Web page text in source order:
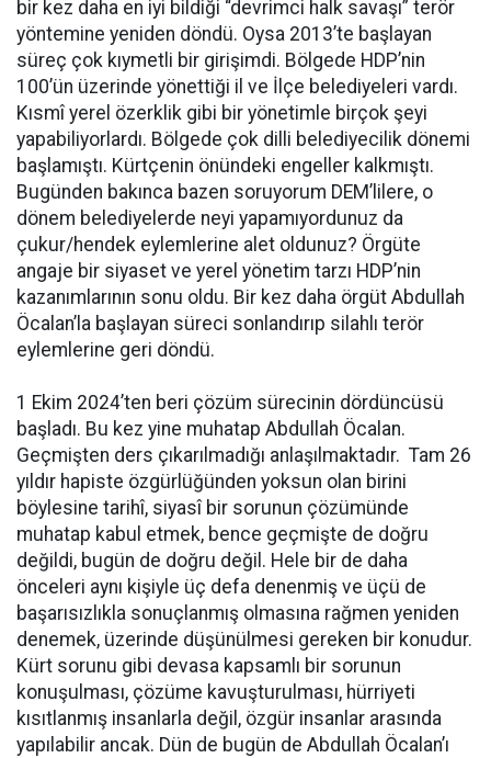
bir kez daha en iyi bildiği “devrimci halk savaşı” terör
yöntemine yeniden döndü. Oysa 2013’te başlayan
süreç çok kıymetli bir girişimdi. Bölgede HDP’nin
100’ün üzerinde yönettiği il ve İlçe belediyeleri vardı.
Kısmî yerel özerklik gibi bir yönetimle birçok şeyi
yapabiliyorlardı. Bölgede çok dilli belediyecilik dönemi
başlamıştı. Kürtçenin önündeki engeller kalkmıştı.
Bugünden bakınca bazen soruyorum DEM’lilere, o
dönem belediyelerde neyi yapamıyordunuz da
çukur/hendek eylemlerine alet oldunuz? Örgüte
angaje bir siyaset ve yerel yönetim tarzı HDP’nin
kazanımlarının sonu oldu. Bir kez daha örgüt Abdullah
Öcalan’la başlayan süreci sonlandırıp silahlı terör
eylemlerine geri döndü.
1 Ekim 2024’ten beri çözüm sürecinin dördüncüsü
başladı. Bu kez yine muhatap Abdullah Öcalan.
Geçmişten ders çıkarılmadığı anlaşılmaktadır. Tam 26
yıldır hapiste özgürlüğünden yoksun olan birini
böylesine tarihî, siyasî bir sorunun çözümünde
muhatap kabul etmek, bence geçmişte de doğru
değildi, bugün de doğru değil. Hele bir de daha
önceleri aynı kişiyle üç defa denenmiş ve üçü de
başarısızlıkla sonuçlanmış olmasına rağmen yeniden
denemek, üzerinde düşünülmesi gereken bir konudur.
Kürt sorunu gibi devasa kapsamlı bir sorunun
konuşulması, çözüme kavuşturulması, hürriyeti
kısıtlanmış insanlarla değil, özgür insanlar arasında
yapılabilir ancak. Dün de bugün de Abdullah Öcalan’ı